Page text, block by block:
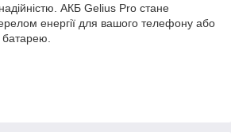
АКБ Gelius Pro стане
енергії для вашого телефону або
батарею.